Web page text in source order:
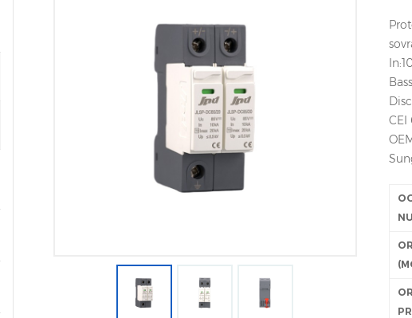
CEI